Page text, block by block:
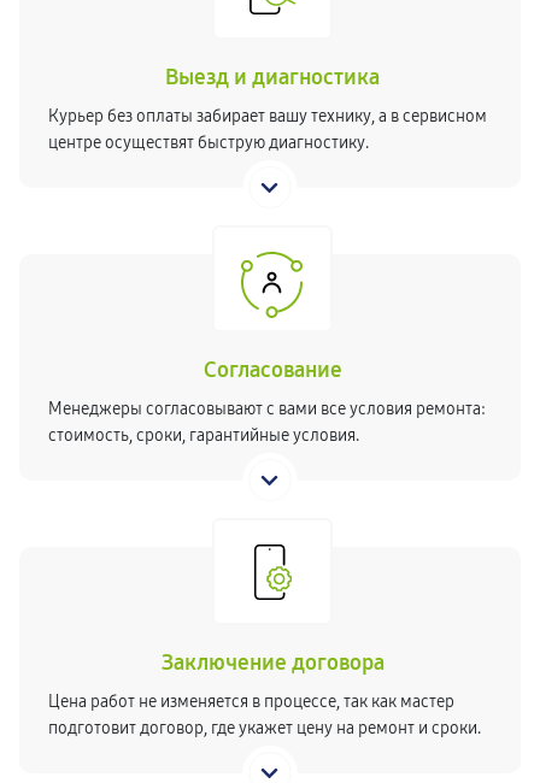
Выезд и диагностика
Курьер без оплаты забирает вашу технику, а в сервисном
центре осуществят быструю диагностику.
Согласование
Менеджеры согласовывают с вами все условия ремонта:
стоимость, сроки, гарантийные условия.
Заключение договора
Цена работ не изменяется в процессе, так как мастер
подготовит договор, где укажет цену на ремонт и сроки.